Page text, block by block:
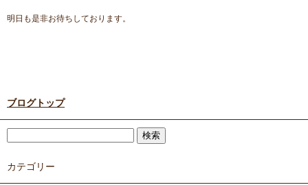
明日も是非お待ちしております。
ブログトップ
カテゴリー